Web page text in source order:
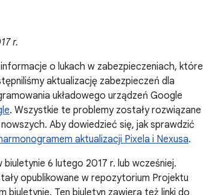
r.
o lukach w zabezpieczeniach, które
aktualizację zabezpieczeń dla
układowego urządzeń Google
. Wszystkie te problemy zostały rozwiązane
Aby dowiedzieć się, jak sprawdzić
aktualizacji Pixela i Nexusa.
6 lutego 2017 r. lub wcześniej.
opublikowane w repozytorium Projektu
biuletynie. Ten biuletyn zawiera też linki do